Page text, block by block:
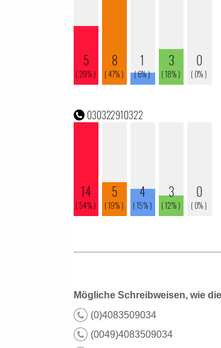
Mögliche Schreibweisen, wie
(0)4083509034
(0049)4083509034